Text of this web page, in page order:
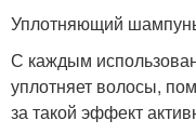
Уплотняющий
С каждым
уплотняет волосы,
за такой эффект